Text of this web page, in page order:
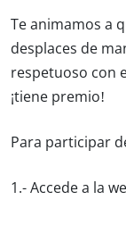
Te animamos a
desplaces de
respetuoso con
¡tiene premio!
Para participar
1.- Accede a la